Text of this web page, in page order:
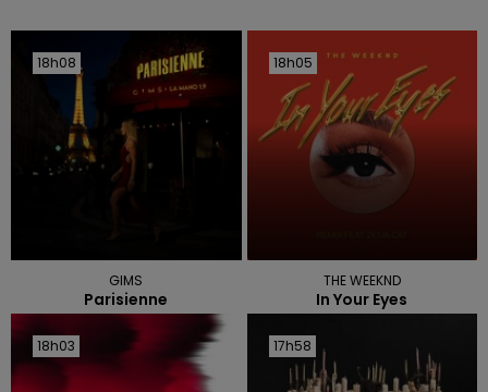
18h08
18h08
GIMS
Parisienne
18h05
18h05
THE WEEKND
In Your Eyes
18h03
18h03 17h58
17h58